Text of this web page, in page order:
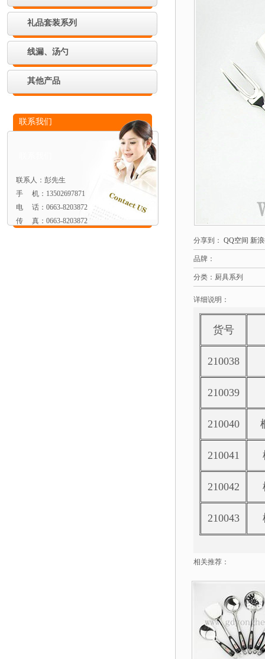
礼品套装系列
线漏、汤勺
其他产品
联系我们
联系人：彭先生
手 机：13502697871
电 话：0663-8203872
传 真：0663-8203872
分享到： QQ空间 新
品牌：
分类：厨具系列
详细说明：
货号
210038
210039
210040
210041
210042
210043
相关推荐：